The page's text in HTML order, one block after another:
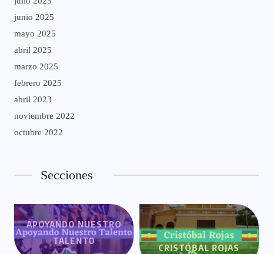
junio 2025
mayo 2025
abril 2025
marzo 2025
febrero 2025
abril 2023
noviembre 2022
octubre 2022
Secciones
APOYANDO NUESTRO
TALENTO
CRISTÓBAL ROJAS